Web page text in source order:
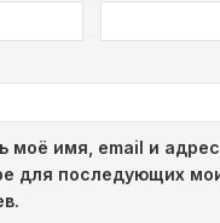
моё имя, email и
для последующих